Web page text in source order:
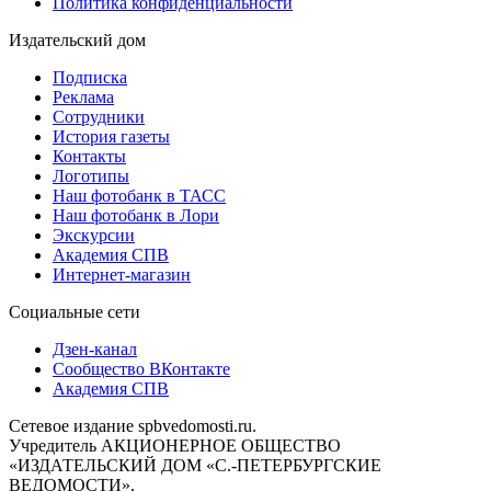
Издательский дом
Подписка
Реклама
Сотрудники
История газеты
Контакты
Логотипы
Наш фотобанк в ТАСС
Наш фотобанк в Лори
Экскурсии
Академия СПВ
Интернет-магазин
Социальные сети
Дзен-канал
Сообщество ВКонтакте
Академия СПВ
Сетевое издание spbvedomosti.ru.
Учредитель АКЦИОНЕРНОЕ ОБЩЕСТВО
«ИЗДАТЕЛЬСКИЙ ДОМ «С.-ПЕТЕРБУРГСКИЕ
ВЕДОМОСТИ».